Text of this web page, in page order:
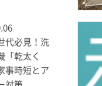
代必見！洗
「乾太く
事時短とア